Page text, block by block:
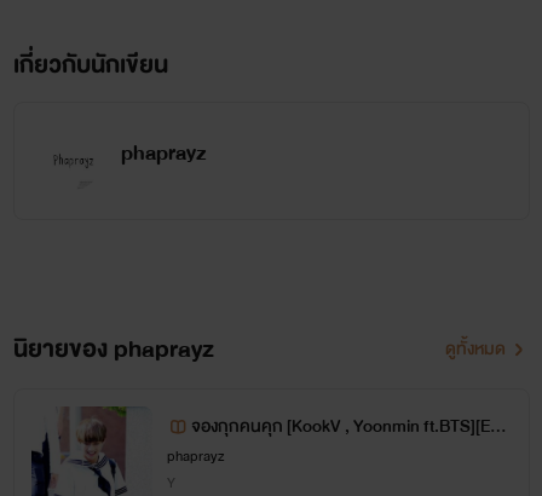
# เอิ่ม...แลดูดราม่าเนอะ = = แฮะ ๆ ความจริงไรท์ฯขอสปอย
คือไรท์ฯชอบอ่านนิยายแบบนี้ง้ะ เลยอยากลองแต่งแบบนี้ดู
มันก็คงจะมีมุก มีหยอดบ้างเล็กน้อย(?)
เกี่ยวกับนักเขียน
phaprayz
นิยายของ phaprayz ดูทั้งหมด
จองกุกคนคุก [KookV , Yoonmin ft.BTS][EN
D]
phaprayz
Y